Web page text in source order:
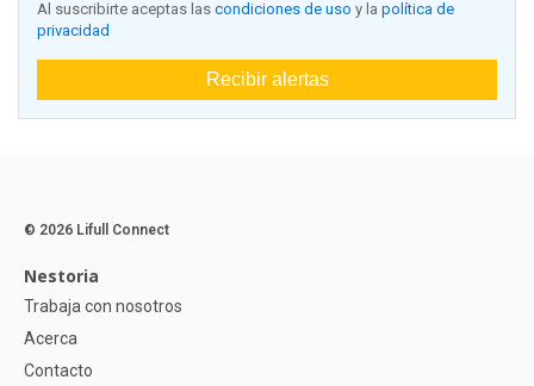
Al suscribirte aceptas las condiciones de uso y la política de
privacidad
Recibir alertas
© 2026 Lifull Connect
Nestoria
Trabaja con nosotros
Acerca
Contacto